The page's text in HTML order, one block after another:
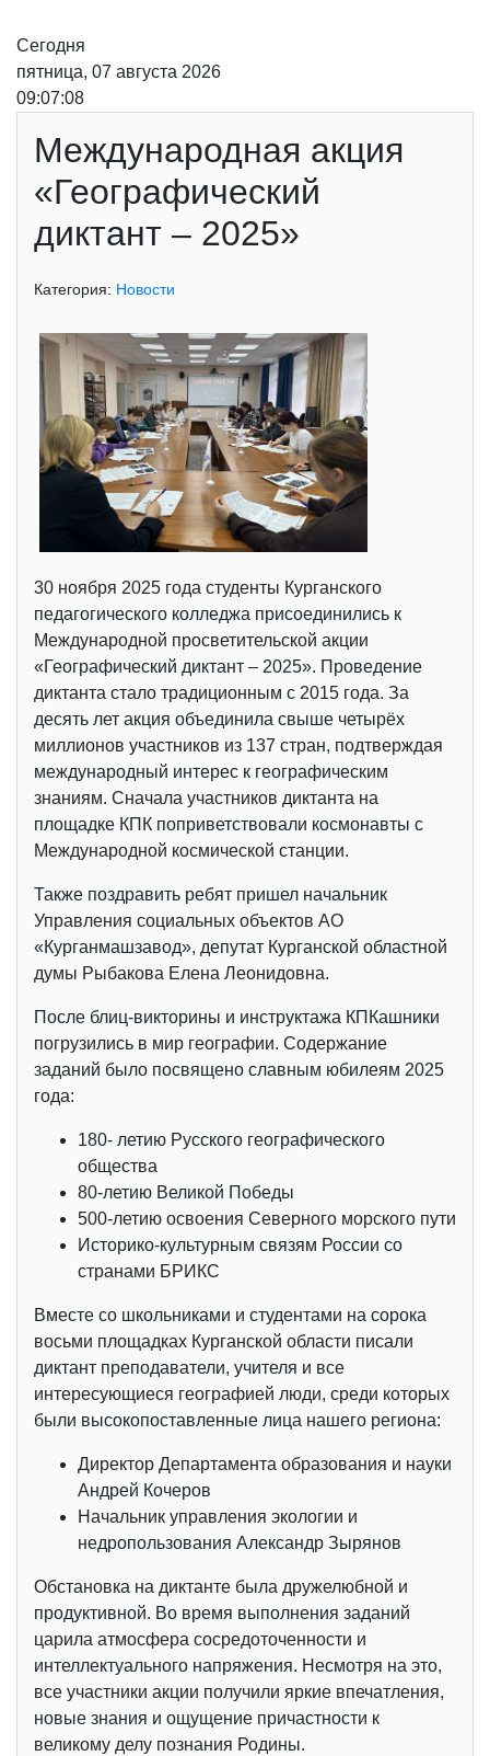
Сегодня
пятница, 07 августа 2026
09:07:08
Международная акция
«Географический
диктант – 2025»
Категория: Новости
30 ноября 2025 года студенты Курганского
педагогического колледжа присоединились к
Международной просветительской акции
«Географический диктант – 2025». Проведение
диктанта стало традиционным с 2015 года. За
десять лет акция объединила свыше четырёх
миллионов участников из 137 стран, подтверждая
международный интерес к географическим
знаниям. Сначала участников диктанта на
площадке КПК поприветствовали космонавты с
Международной космической станции.
Также поздравить ребят пришел начальник
Управления социальных объектов АО
«Курганмашзавод», депутат Курганской областной
думы Рыбакова Елена Леонидовна.
После блиц-викторины и инструктажа КПКашники
погрузились в мир географии. Содержание
заданий было посвящено славным юбилеям 2025
года:
180- летию Русского географического
общества
80-летию Великой Победы
500-летию освоения Северного морского пути
Историко-культурным связям России со
странами БРИКС
Вместе со школьниками и студентами на сорока
восьми площадках Курганской области писали
диктант преподаватели, учителя и все
интересующиеся географией люди, среди которых
были высокопоставленные лица нашего региона:
Директор Департамента образования и науки
Андрей Кочеров
Начальник управления экологии и
недропользования Александр Зырянов
Обстановка на диктанте была дружелюбной и
продуктивной. Во время выполнения заданий
царила атмосфера сосредоточенности и
интеллектуального напряжения. Несмотря на это,
все участники акции получили яркие впечатления,
новые знания и ощущение причастности к
великому делу познания Родины.